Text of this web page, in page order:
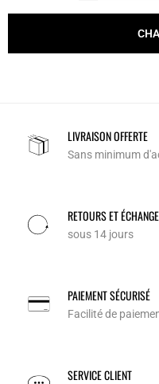
LIVRAISON OFFERTE
Sans minimum
RETOURS ET
sous 14 jours
PAIEMENT SÉCURISÉ
Facilité de
SERVICE CLIENT